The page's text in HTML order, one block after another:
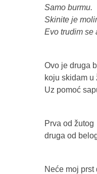
Samo burmu.
Skinite je
Evo trudim se
Ovo je druga
koju skidam u
Uz pomoć
Prva od žutog
druga od
Neće moj